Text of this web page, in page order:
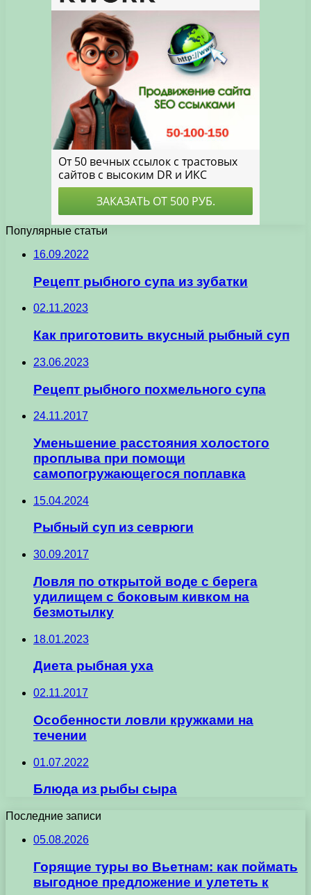
Популярные статьи
16.09.2022
Рецепт рыбного супа из зубатки
02.11.2023
Как приготовить вкусный рыбный суп
23.06.2023
Рецепт рыбного похмельного супа
24.11.2017
Уменьшение расстояния холостого
проплыва при помощи
самопогружающегося поплавка
15.04.2024
Рыбный суп из севрюги
30.09.2017
Ловля по открытой воде с берега
удилищем с боковым кивком на
безмотылку
18.01.2023
Диета рыбная уха
02.11.2017
Особенности ловли кружками на
течении
01.07.2022
Блюда из рыбы сыра
Последние записи
05.08.2026
Горящие туры во Вьетнам: как поймать
выгодное предложение и улететь к